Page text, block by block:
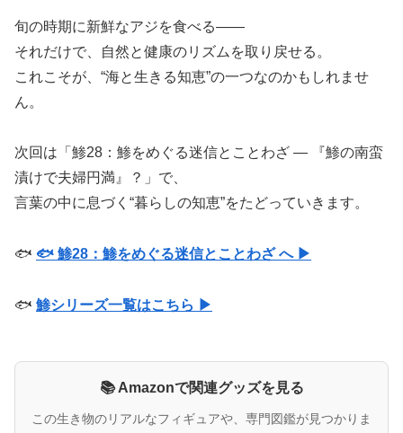
旬の時期に新鮮なアジを食べる――
それだけで、自然と健康のリズムを取り戻せる。
これこそが、“海と生きる知恵”の一つなのかもしれませ
ん。
次回は「鯵28：鯵をめぐる迷信とことわざ ― 『鯵の南蛮
漬けで夫婦円満』？」で、
言葉の中に息づく“暮らしの知恵”をたどっていきます。
🐟 🐟 鯵28：鯵をめぐる迷信とことわざ へ ▶
🐟 鯵シリーズ一覧はこちら ▶
📚 Amazonで関連グッズを見る
この生き物のリアルなフィギュアや、専門図鑑が見つかりま